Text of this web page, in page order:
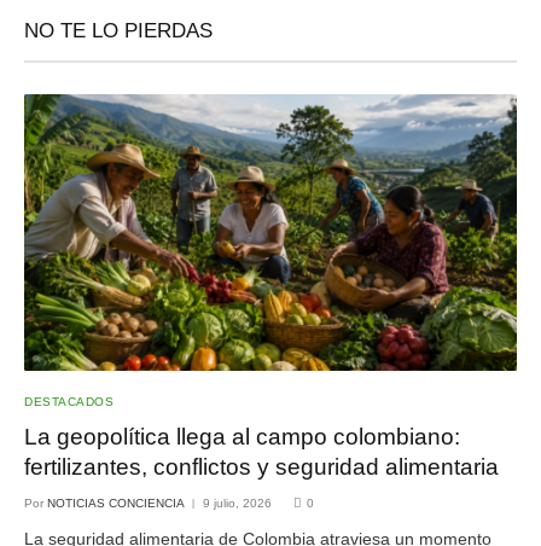
NO TE LO PIERDAS
DESTACADOS
La geopolítica llega al campo colombiano:
fertilizantes, conflictos y seguridad alimentaria
Por NOTICIAS CONCIENCIA 9 julio, 2026 0
La seguridad alimentaria de Colombia atraviesa un momento